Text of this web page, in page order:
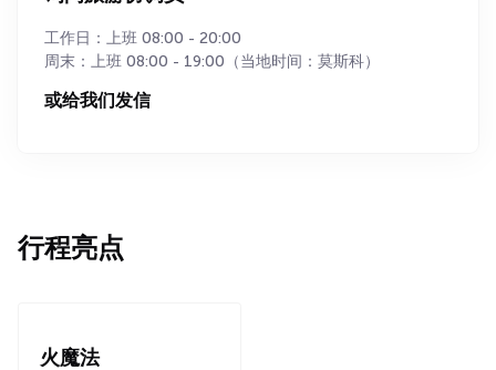
工作日：上班 08:00 - 20:00
周末：上班 08:00 - 19:00（当地时间：莫斯科）
或给我们发信
行程亮点
火魔法